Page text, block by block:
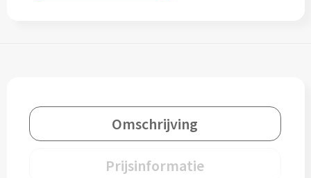
Bierglazen bedrukkenOmschrijving
Prijsinformatie